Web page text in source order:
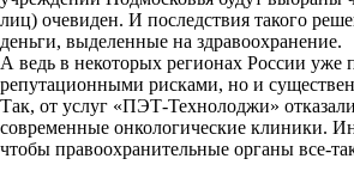
лиц) очевиден. И последствия такого
деньги, выделенные на здравоохранение.
А ведь в некоторых регионах России уже
репутационными рисками, но и
Так, от услуг «ПЭТ-Технолоджи»
современные онкологические клиники.
чтобы правоохранительные органы все-